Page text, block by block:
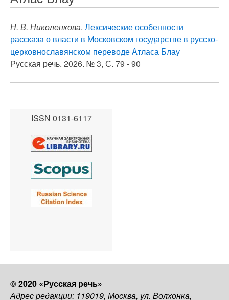
Н. В. Николенкова. Лексические особенности
рассказа о власти в Московском государстве в русско-
церковнославянском переводе Атласа Блау
Русская речь. 2026. № 3, С. 79 - 90
ISSN 0131-6117
© 2020 «Русская речь»
Адрес редакции: 119019, Москва, ул. Волхонка,